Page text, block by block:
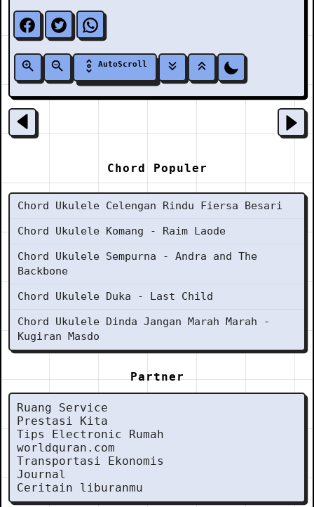
AutoScroll
Chord Populer
Chord Ukulele Celengan Rindu Fiersa Besari
Chord Ukulele Komang - Raim Laode
Chord Ukulele Sempurna - Andra and The
Backbone
Chord Ukulele Duka - Last Child
Chord Ukulele Dinda Jangan Marah Marah -
Kugiran Masdo
Partner
Ruang Service
Prestasi Kita
Tips Electronic Rumah
worldquran.com
Transportasi Ekonomis
Journal
Ceritain liburanmu